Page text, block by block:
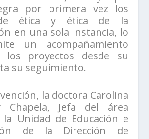
por primera vez los
ética y ética de la
en una sola instancia, lo
un acompañamiento
los proyectos desde su
su seguimiento.
la doctora Carolina
Chapela, Jefa del área
la Unidad de Educación e
de la Dirección de